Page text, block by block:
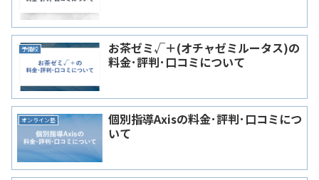
予備校
お茶ゼミ√＋(オチャゼミルータス)の
料金･評判･口コミについて
オンライン塾
個別指導Axisの料金･評判･口コミにつ
いて